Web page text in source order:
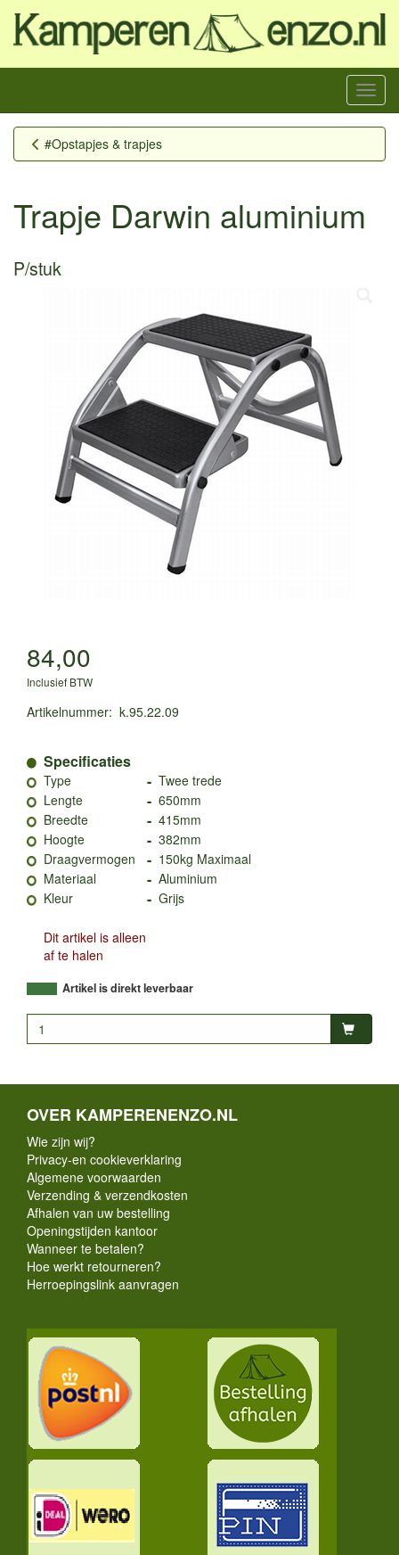
Menu
#Opstapjes & trapjes
Trapje Darwin aluminium
P/stuk
84,00
Inclusief BTW
Artikelnummer: k.95.22.09
Specificaties
Type - Twee trede
Lengte
- 650mm
Breedte
- 415mm
Hoogte
- 382mm
Draagvermogen
- 150kg Maximaal
Materiaal
- Aluminium
Kleur
- Grijs
Dit artikel is alleen
af te halen
Artikel is direkt leverbaar
OVER KAMPERENENZO.NL
Wie zijn wij?
Privacy-en cookieverklaring
Algemene voorwaarden
Verzending & verzendkosten
Afhalen van uw bestelling
Openingstijden kantoor
Wanneer te betalen?
Hoe werkt retourneren?
Herroepingslink aanvragen